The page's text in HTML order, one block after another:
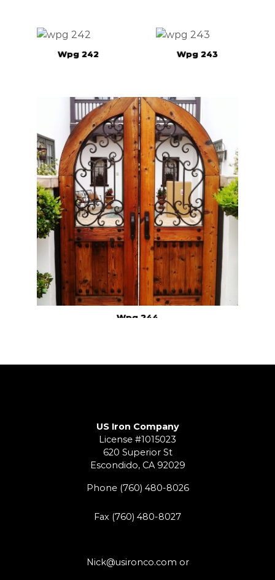
Wpg 242 Wpg 243
Wpg 244
US Iron Company
License #1015023
620 Superior St
Escondido, CA 92029
Phone (760) 480-8026
Fax (760) 480-8027
Nick@usironco.com or